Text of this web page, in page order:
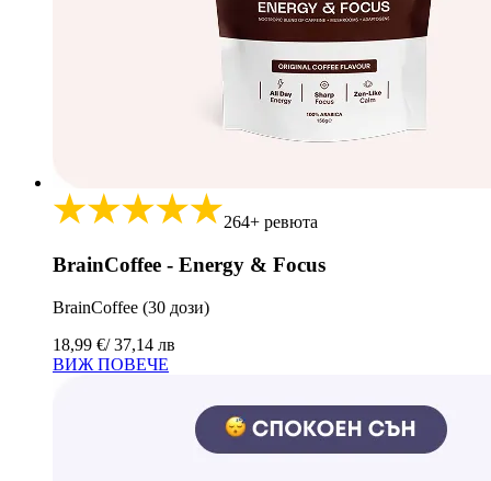
264+ ревюта
BrainCoffee - Energy & Focus
BrainCoffee (30 дози)
18,99 €/ 37,14 лв
ВИЖ ПОВЕЧЕ